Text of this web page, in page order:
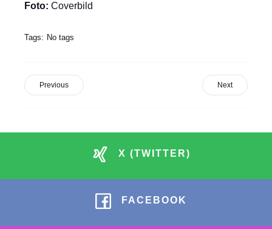
Foto: Coverbild
Tags: No tags
Previous Next
X (TWITTER)
FACEBOOK